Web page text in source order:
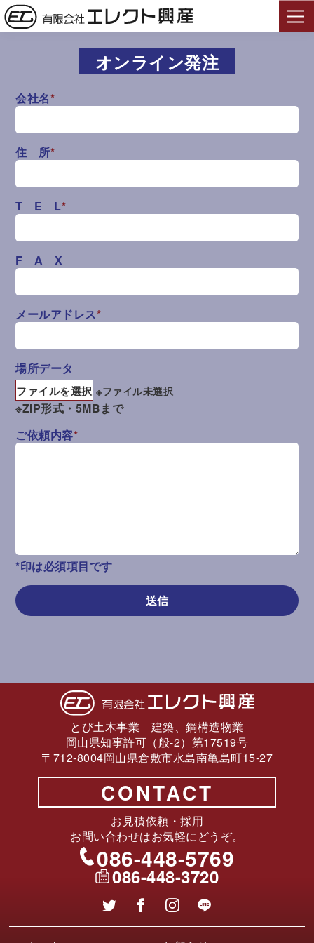
オンライン発注
会社名*
住 所*
T E L*
F A X
メールアドレス*
場所データ
※ファイル未選択
※ZIP形式・5MBまで
ご依頼内容*
*印は必須項目です
とび土木事業 建築、鋼構造物業
岡山県知事許可（般-2）第17519号
〒712-8004岡山県倉敷市水島南亀島町15-27
CONTACT
お見積依頼・採用
お問い合わせはお気軽にどうぞ。
086-448-5769
086-448-3720